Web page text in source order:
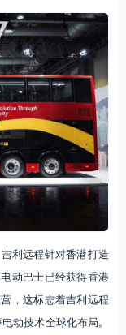
利远程针对香港打造
动巴士已经获得香港
，这标志着吉利远程
动技术全球化布局。